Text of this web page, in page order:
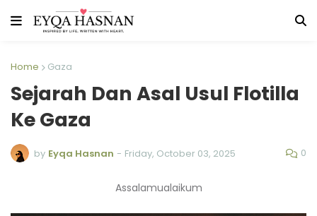
Home Gaza
Sejarah Dan Asal Usul Flotilla
Ke Gaza
by Eyqa Hasnan - Friday, October 03, 2025 0
Assalamualaikum